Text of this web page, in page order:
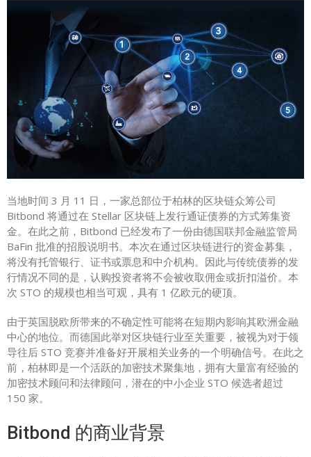
当地时间 3 月 11 日，一家总部位于柏林的区块链众筹公司
Bitbond 将通过在 Stellar 区块链上发行通证债券的方式筹集资
金。在此之前，Bitbond 已经发布了一份由德国联邦金融监管局
BaFin 批准的招股说明书。本次在通过区块链进行的资金募集，
将没有托管银行、证书或票息和中介机构。因此与传统债券的发
行情况不同的是，认购投资者将不会被收取佣金或折扣溢价。本
次 STO 的规模也相当可观，具有 1 亿欧元的硬顶。
由于英国脱欧所带来的不确定性可能将在短期内影响其欧洲金融
中心的地位。而德国此举对区块链行业至关重要，被视为对于领
导往后 STO 竞赛并准备好开展相关业务的一个明确信号。在此之
前，柏林即是一个活跃的加密技术聚集地，拥有大量富有经验的
加密技术顾问和法律顾问，潜在的中小企业 STO 候选者超过
150 家。
Bitbond 的商业背景